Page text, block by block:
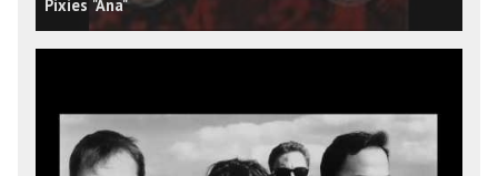
Pixies "Ana"